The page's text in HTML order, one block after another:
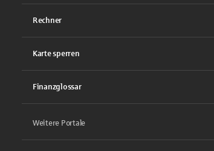
Rechner
Karte sperren
Finanzglossar
Weitere Portale